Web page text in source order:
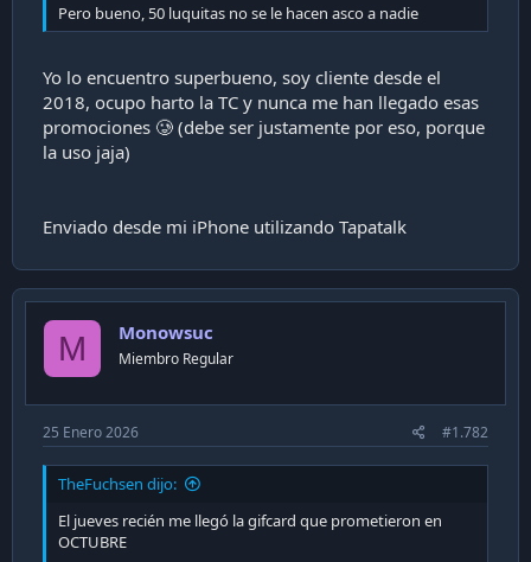
Pero bueno, 50 luquitas no se le hacen asco a nadie
Yo lo encuentro superbueno, soy cliente desde el
2018, ocupo harto la TC y nunca me han llegado esas
promociones 🥲 (debe ser justamente por eso, porque
la uso jaja)
Enviado desde mi iPhone utilizando Tapatalk
M Monowsuc
Miembro Regular
25 Enero 2026 #1.782
TheFuchsen dijo:
El jueves recién me llegó la gifcard que prometieron en
OCTUBRE